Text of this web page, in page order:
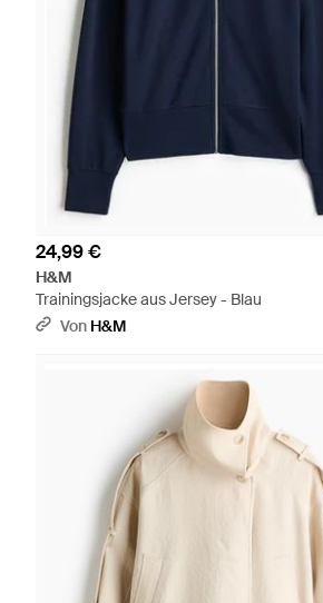
24,99 €
H&M
Trainingsjacke aus Jersey - Blau
Von H&M